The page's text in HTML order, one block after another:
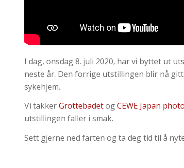
I dag, onsdag 8. juli 2020, har vi byttet ut
neste år. Den forrige utstillingen blir nå
sykehjem.
Vi takkerGrottebadetogCEWE Japan photo
utstillingen faller i smak.
Sett gjerne ned farten og ta deg tid til å